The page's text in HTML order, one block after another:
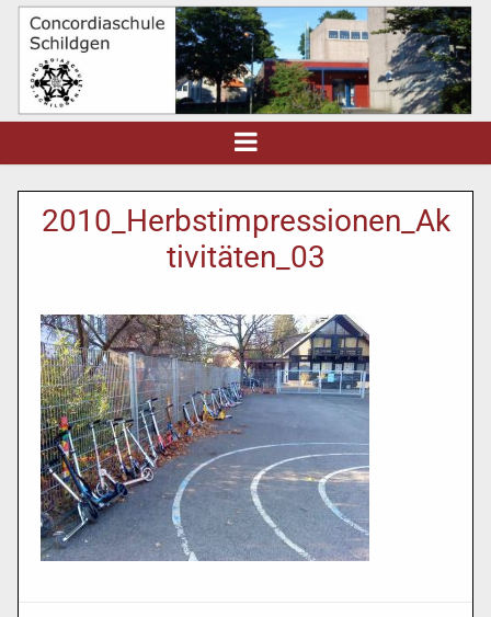
2010_Herbstimpressionen_Ak
tivitäten_03